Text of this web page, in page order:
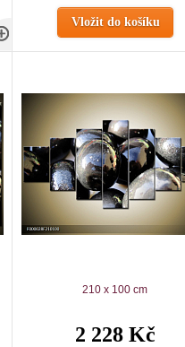
Vložit do košíku
210 x 100 cm
2 228 Kč